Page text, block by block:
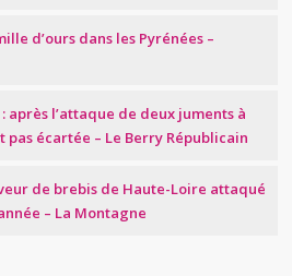
d’ours dans les Pyrénées –
après l’attaque de deux juments à
pas écartée – Le Berry Républicain
de brebis de Haute-Loire attaqué
– La Montagne